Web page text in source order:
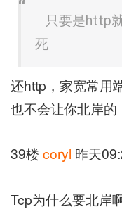
只要是http
死
还http，家宽常用
也不会让你北岸
39楼 coryl 昨天
Tcp为什么要北岸